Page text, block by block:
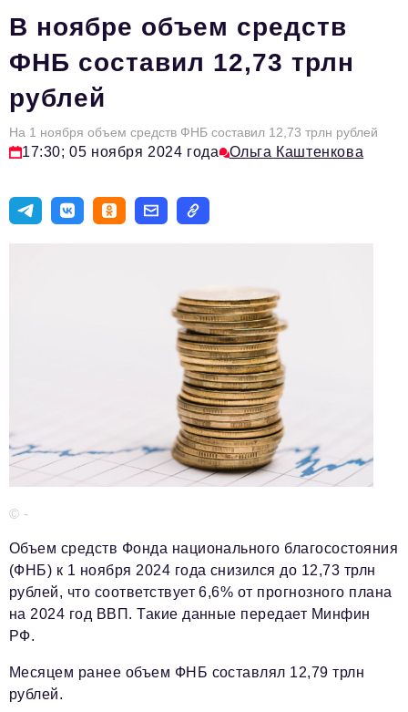
HR
Персона номера
Юридический практикум
Стиль жизни
Импортозамещение
+7 495 727-01-67
Электронные почты редакции:
Информационный отдел
info@business-magazine.online
Отдел рекламы
reklama@business-magazine.online
podpiska@business-magazine.online
Отдел по работе с партнерами
partner@business-magazine.online
В ноябре объем средств
ФНБ составил 12,73 трлн
рублей
На 1 ноября объем средств ФНБ составил 12,73 трлн рублей
17:30; 05 ноября 2024 года Ольга Каштенкова
© -
Объем средств Фонда национального благосостояния
(ФНБ) к 1 ноября 2024 года снизился до 12,73 трлн
рублей, что соответствует 6,6% от прогнозного плана
на 2024 год ВВП. Такие данные передает Минфин
РФ.
Месяцем ранее объем ФНБ составлял 12,79 трлн
рублей.